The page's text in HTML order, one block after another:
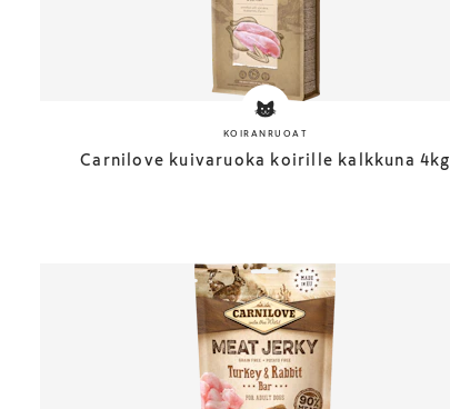
KOIRANRUOAT
Carnilove kuivaruoka koirille kalkkuna 4kg